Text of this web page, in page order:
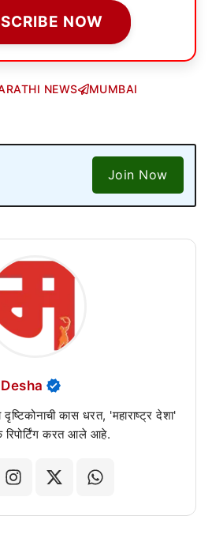
NOW
NEWS
MUMBAI
Join Now
दृष्टिकोनाची कास धरत, 'महाराष्ट्र देशा'
रिपोर्टिंग करत आले आहे.